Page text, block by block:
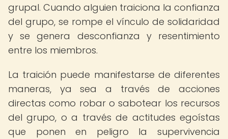
grupal. Cuando alguien traiciona la confianza
del grupo, se rompe el vínculo de solidaridad
y se genera desconfianza y resentimiento
entre los miembros.
La traición puede manifestarse de diferentes
maneras, ya sea a través de acciones
directas como robar o sabotear los recursos
del grupo, o a través de actitudes egoístas
que ponen en peligro la supervivencia